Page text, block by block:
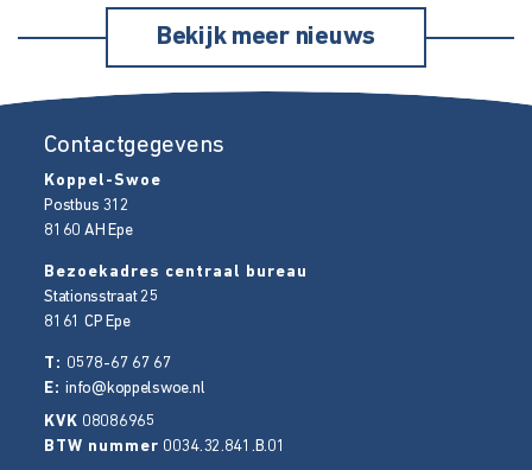
Bekijk meer nieuws
Contactgegevens
Koppel-Swoe
Postbus 312
8160 AH Epe
Bezoekadres centraal bureau
Stationsstraat 25
8161 CP Epe
T: 0578-67 67 67
E:info@koppelswoe.nl
KVK 08086965
BTW nummer 0034.32.841.B.01